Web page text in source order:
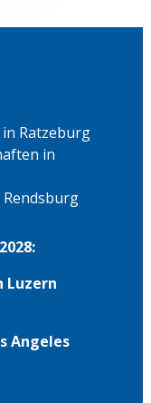
Ratzeburg
in
Luzern
Angeles